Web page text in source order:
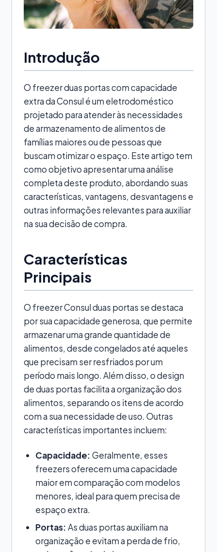
Introdução
O freezer duas portas com capacidade
extra da Consul é um eletrodoméstico
projetado para atender às necessidades
de armazenamento de alimentos de
famílias maiores ou de pessoas que
buscam otimizar o espaço. Este artigo tem
como objetivo apresentar uma análise
completa deste produto, abordando suas
características, vantagens, desvantagens e
outras informações relevantes para auxiliar
na sua decisão de compra.
Características
Principais
O freezer Consul duas portas se destaca
por sua capacidade generosa, que permite
armazenar uma grande quantidade de
alimentos, desde congelados até aqueles
que precisam ser resfriados por um
período mais longo. Além disso, o design
de duas portas facilita a organização dos
alimentos, separando os itens de acordo
com a sua necessidade de uso. Outras
características importantes incluem:
Capacidade: Geralmente, esses
freezers oferecem uma capacidade
maior em comparação com modelos
menores, ideal para quem precisa de
espaço extra.
Portas: As duas portas auxiliam na
organização e evitam a perda de frio,